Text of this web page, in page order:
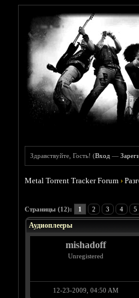
Здравствуйте, Гость! (Вход —
Metal Torrent Tracker Forum ›
Страницы (12): 1 2 3 4 5
1
2
3
4
5
Аудиоплееры
mishadoff
Unregistered
12-23-2009, 04:50 AM